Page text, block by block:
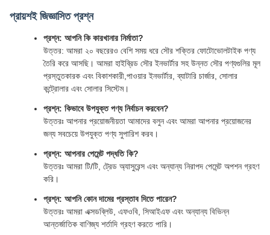
প্রায়শই জিজ্ঞাসিত প্রশ্ন
প্রশ্ন: আপনি কি কারখানার নির্মাতা?
উত্তর: আমরা ২০ বছরেরও বেশি সময় ধরে সৌর শক্তির ফোটোভোলটাইক পণ্য
তৈরি করে আসছি। আমরা হাইব্রিড সৌর ইনভার্টার সহ উন্নত সৌর পণ্যগুলির মূল
প্রস্তুতকারক এবং বিকাশকারী,পাওয়ার ইনভার্টার, ব্যাটারি চার্জার, সোলার
কন্ট্রোলার এবং সোলার সিস্টেম।
প্রশ্ন: কিভাবে উপযুক্ত পণ্য নির্বাচন করবেন?
উত্তরঃ আপনার প্রয়োজনীয়তা আমাদের বলুন এবং আমরা আপনার প্রয়োজনের
জন্য সবচেয়ে উপযুক্ত পণ্য সুপারিশ করব।
প্রশ্ন: আপনার পেমেন্ট পদ্ধতি কি?
উত্তরঃ আমরা টি/টি, ট্রেড অ্যাসুরেন্স এবং অন্যান্য নিরাপদ পেমেন্ট অপশন গ্রহণ
করি।
প্রশ্ন: আপনি কোন দামের প্রস্তাব দিতে পারেন?
উত্তরঃ আমরা এক্সডব্লিউ, এফওবি, সিআইএফ এবং অন্যান্য বিভিন্ন
আন্তর্জাতিক বাণিজ্য শর্তাদি গ্রহণ করতে পারি।